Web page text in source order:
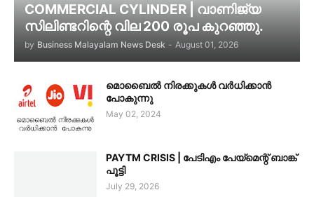
COMMERCIAL CYLINDER | വാണിജ്യ
സിലിണ്ടറിന്റെ വില 200 രൂപ കുറഞ്ഞു.
by Business Malayalam News Desk - August 01, 2026
മൊബൈൽ നിരക്കുകൾ വർധിക്കാൻ
പോകുന്നു
May 02, 2024
PAYTM CRISIS | പേടിഎം പേയ്മെന്റ് ബാങ്ക്
പൂട്ടി
July 29, 2026